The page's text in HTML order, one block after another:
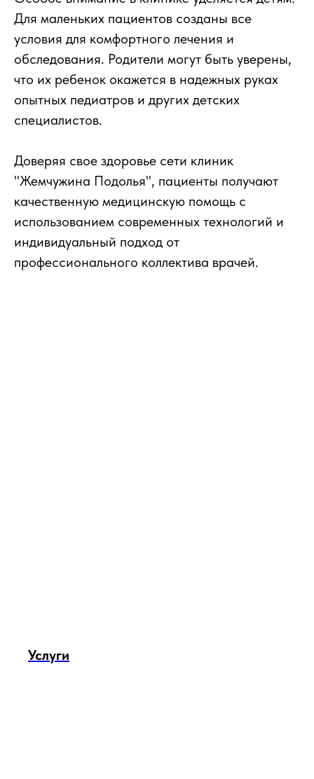
Для маленьких пациентов созданы все
условия для комфортного лечения и
обследования. Родители могут быть уверены,
что их ребенок окажется в надежных руках
опытных педиатров и других детских
специалистов.
Доверяя свое здоровье сети клиник
"Жемчужина Подолья", пациенты получают
качественную медицинскую помощь с
использованием современных технологий и
индивидуальный подход от
профессионального коллектива врачей.
Услуги